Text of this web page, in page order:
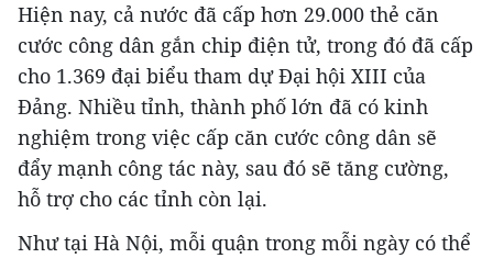
Hiện nay, cả nước đã cấp hơn 29.000 thẻ căn
cước công dân gắn chip điện tử, trong đó đã cấp
cho 1.369 đại biểu tham dự Đại hội XIII của
Đảng. Nhiều tỉnh, thành phố lớn đã có kinh
nghiệm trong việc cấp căn cước công dân sẽ
đẩy mạnh công tác này, sau đó sẽ tăng cường,
hỗ trợ cho các tỉnh còn lại.
Như tại Hà Nội, mỗi quận trong mỗi ngày có thể